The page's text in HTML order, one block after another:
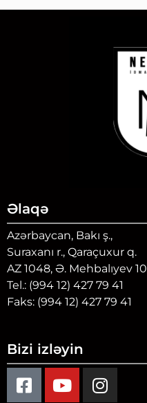
Əlaqə
Azərbaycan, Bakı ş.,
Suraxanı r., Qaraçuxur q.
AZ 1048, Ə. Mehbalıyev 10
Tel.: (994 12) 427 79 41
Faks: (994 12) 427 79 41
Bizi izləyin